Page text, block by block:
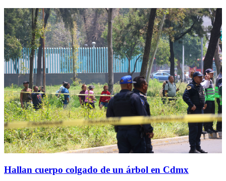
Hallan cuerpo colgado de un árbol en Cdmx